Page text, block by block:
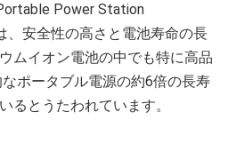
Power Station
、安全性の高さと電池寿命の長
ムイオン電池の中でも特に高品
ポータブル電源の約6倍の長寿
るとうたわれています。